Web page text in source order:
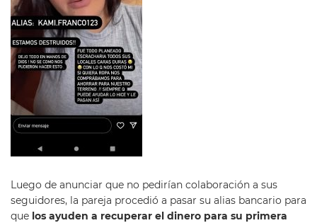
Luego de anunciar que no pedirían colaboración a sus
seguidores, la pareja procedió a pasar su alias bancario para
que los ayuden a recuperar el dinero para su primera